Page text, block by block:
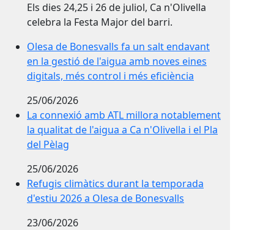
Els dies 24,25 i 26 de juliol, Ca n'Olivella
celebra la Festa Major del barri.
Olesa de Bonesvalls fa un salt endavant en la
Olesa de Bonesvalls fa un salt endavant
en la gestió de l'aigua amb noves eines
digitals, més control i més eficiència
25/06/2026
La connexió amb ATL millora notablement la qualitat
La connexió amb ATL millora notablement
la qualitat de l'aigua a Ca n'Olivella i el Pla
del Pèlag
25/06/2026
Refugis climàtics durant la temporada d'estiu 2026 a
Refugis climàtics durant la temporada
d'estiu 2026 a Olesa de Bonesvalls
23/06/2026